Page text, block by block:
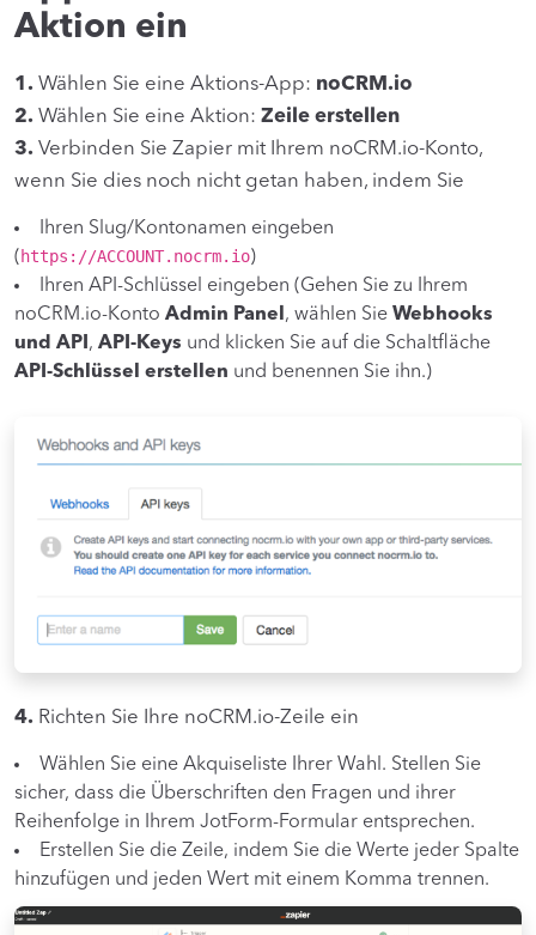
Aktion ein
1. Wählen Sie eine Aktions-App: noCRM.io
2. Wählen Sie eine Aktion: Zeile erstellen
3. Verbinden Sie Zapier mit Ihrem noCRM.io-Konto,
wenn Sie dies noch nicht getan haben, indem Sie
Ihren Slug/Kontonamen eingeben
( https://ACCOUNT.nocrm.io)
Ihren API-Schlüssel eingeben (Gehen Sie zu Ihrem
noCRM.io-Konto Admin Panel, wählen Sie Webhooks
und API, API-Keys und klicken Sie auf die Schaltfläche
API-Schlüssel erstellen und benennen Sie ihn.)
4. Richten Sie Ihre noCRM.io-Zeile ein
Wählen Sie eine Akquiseliste Ihrer Wahl. Stellen Sie
sicher, dass die Überschriften den Fragen und ihrer
Reihenfolge in Ihrem JotForm-Formular entsprechen.
Erstellen Sie die Zeile, indem Sie die Werte jeder Spalte
hinzufügen und jeden Wert mit einem Komma trennen.